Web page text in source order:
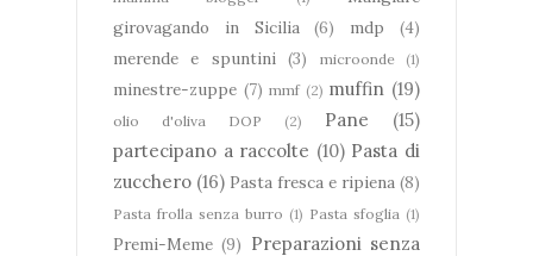
girovagando in Sicilia
(6) mdp
(4)
merende e spuntini (3) microonde (1)
minestre-zuppe (7) mmf (2) muffin (19)
olio d'oliva DOP (2) Pane
(15)
partecipano a raccolte (10) Pasta di
zucchero (16) Pasta fresca e ripiena (8)
Pasta frolla senza burro (1) Pasta sfoglia (1)
Premi-Meme (9) Preparazioni senza